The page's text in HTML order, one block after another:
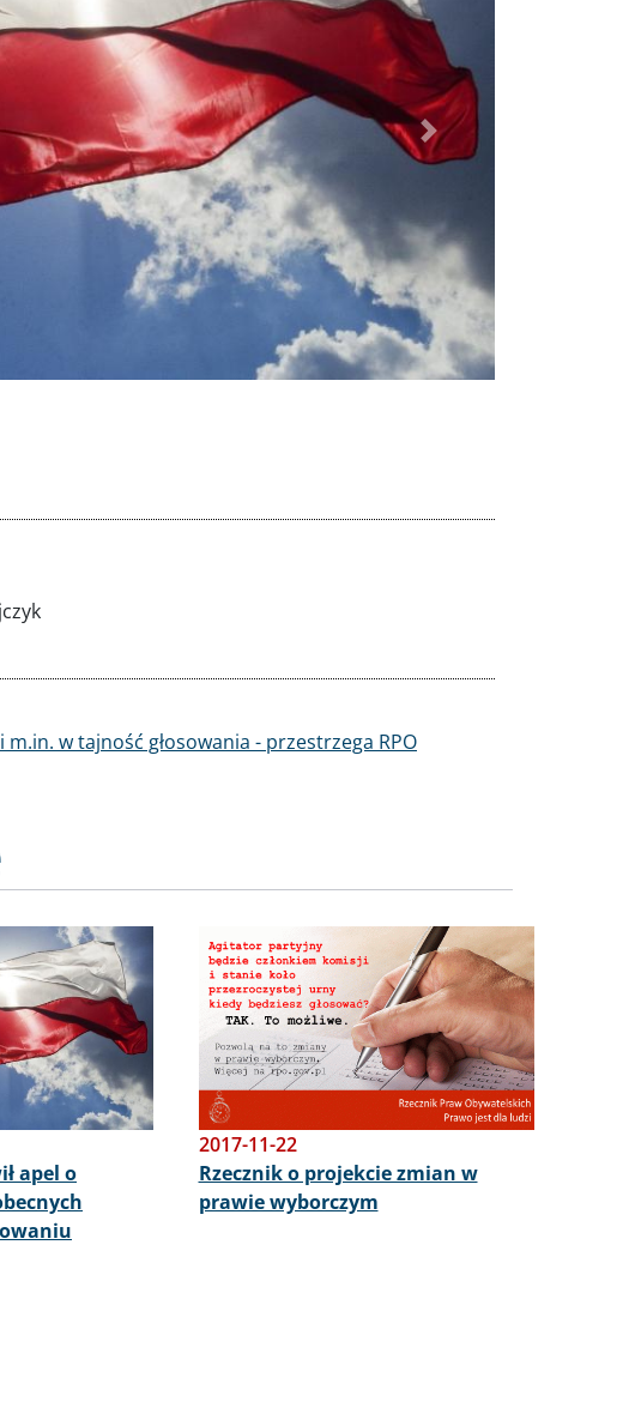
Dalej
w tajność głosowania - przestrzega RPO
apel o
Obraz
2017-11-22
Rzecznik o projekcie zmian w
prawie wyborczym